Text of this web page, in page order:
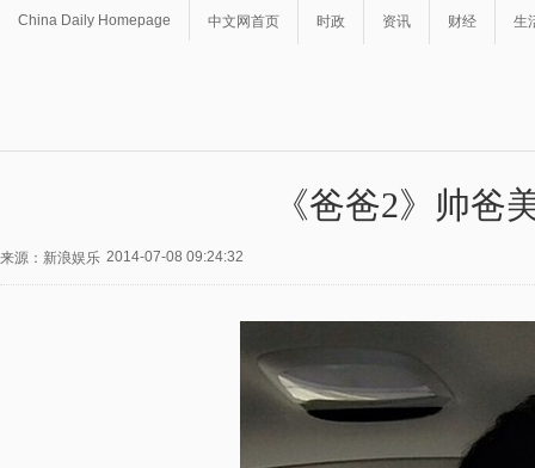
China Daily Homepage 中文网首页 时政 资讯 财经 生
《爸爸2》帅爸
来源：新浪娱乐 2014-07-08 09:24:32